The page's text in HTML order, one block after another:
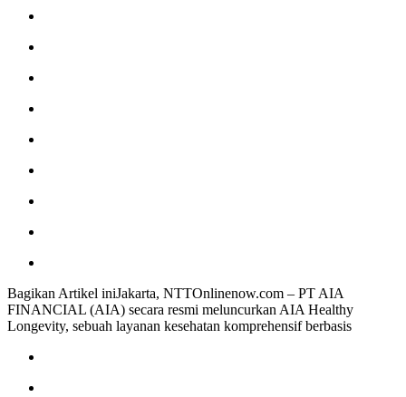
Bagikan Artikel iniJakarta, NTTOnlinenow.com – PT AIA
FINANCIAL (AIA) secara resmi meluncurkan AIA Healthy
Longevity, sebuah layanan kesehatan komprehensif berbasis